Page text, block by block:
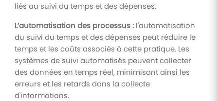
liés au suivi du temps et des dépenses.
L’automatisation des processus : l'automatisation
du suivi du temps et des dépenses peut réduire le
temps et les coûts associés à cette pratique. Les
systèmes de suivi automatisés peuvent collecter
des données en temps réel, minimisant ainsi les
erreurs et les retards dans la collecte
d'informations.